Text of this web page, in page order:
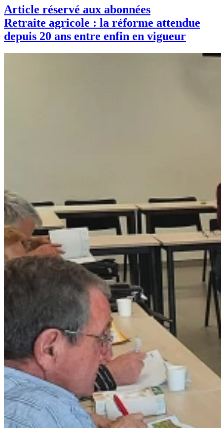
Article réservé aux abonnées
Retraite agricole : la réforme attendue
depuis 20 ans entre enfin en vigueur